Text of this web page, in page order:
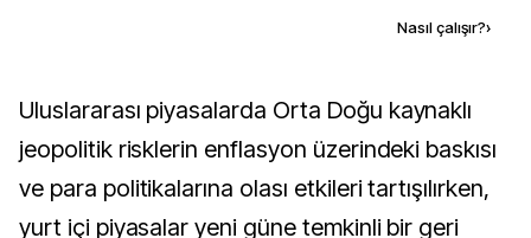
Nasıl çalışır?›
Uluslararası piyasalarda Orta Doğu kaynaklı
jeopolitik risklerin enflasyon üzerindeki baskısı
ve para politikalarına olası etkileri tartışılırken,
yurt içi piyasalar yeni güne temkinli bir geri